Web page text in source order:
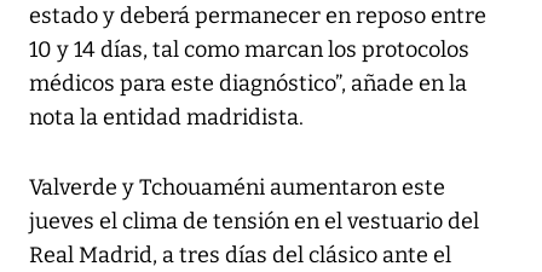
estado y deberá permanecer en reposo entre
10 y 14 días, tal como marcan los protocolos
médicos para este diagnóstico”, añade en la
nota la entidad madridista.
Valverde y Tchouaméni aumentaron este
jueves el clima de tensión en el vestuario del
Real Madrid, a tres días del clásico ante el